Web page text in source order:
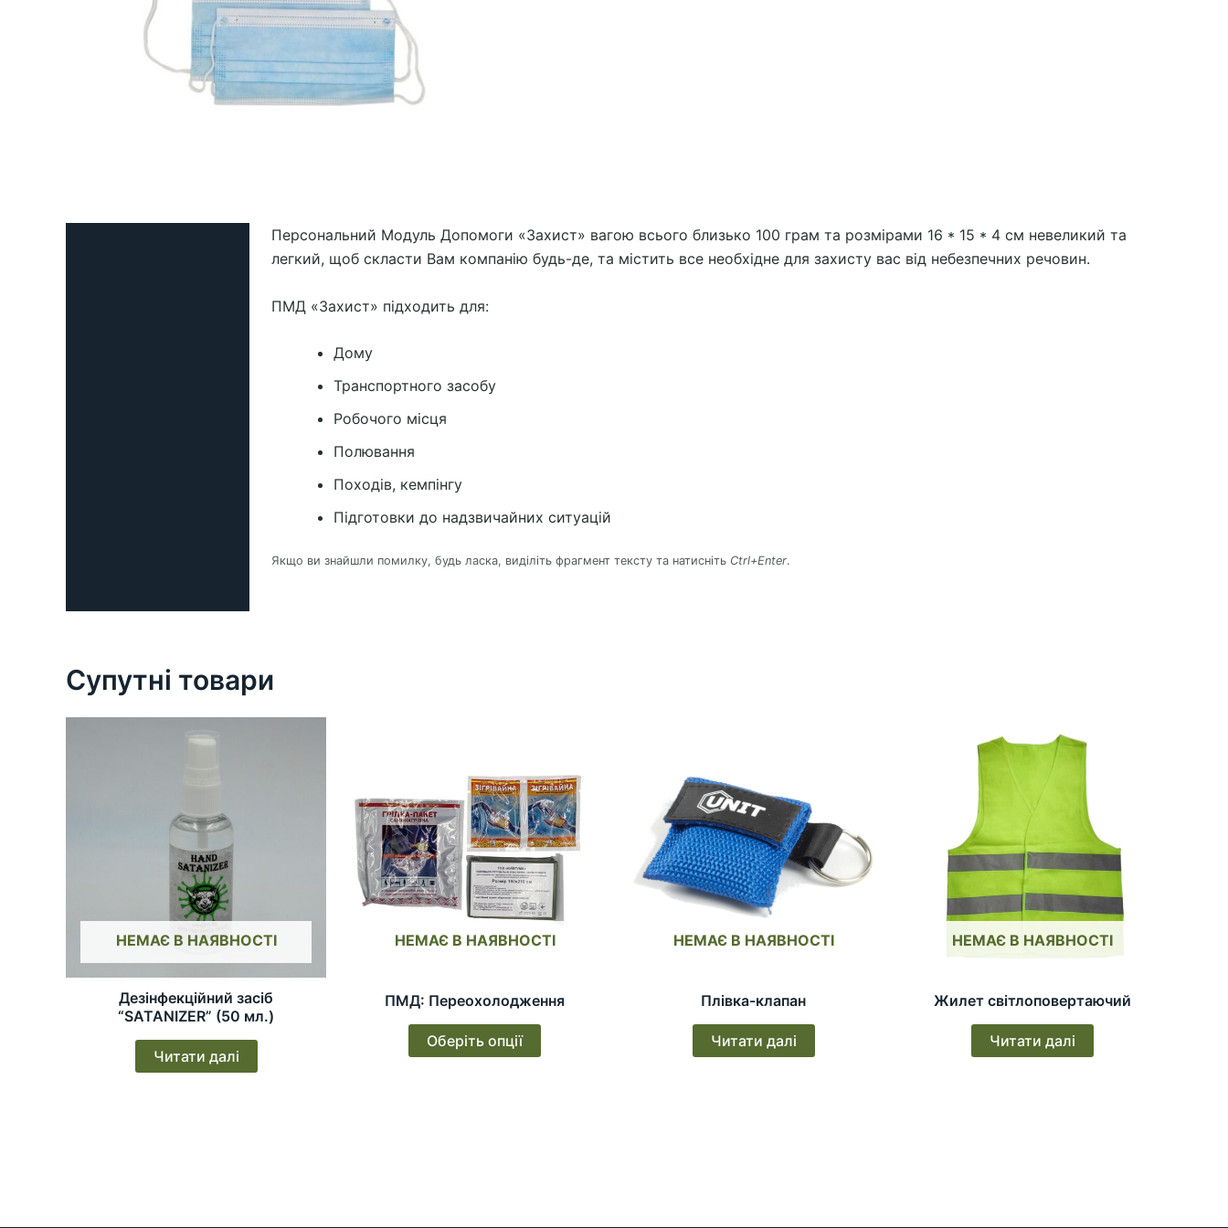
Персональний Модуль Допомоги «Захист» вагою всього близько 100 грам та розмірами 16 * 15 * 4 см невеликий та
легкий, щоб скласти Вам компанію будь-де, та містить все необхідне для захисту вас від небезпечних речовин.
ПМД «Захист» підходить для:
Дому
Транспортного засобу
Робочого місця
Полювання
Походів, кемпінгу
Підготовки до надзвичайних ситуацій
Якщо ви знайшли помилку, будь ласка, виділіть фрагмент тексту та натисніть Ctrl+Enter.
Супутні товари
НЕМАЄ В НАЯВНОСТІ
Дезінфекційний засіб
“SATANIZER” (50 мл.)
Читати далі
НЕМАЄ В НАЯВНОСТІ
ПМД: Переохолодження
Оберіть опції
НЕМАЄ В НАЯВНОСТІ
Плівка-клапан
Читати далі
НЕМАЄ В НАЯВНОСТІ
Жилет світлоповертаючий
Читати далі